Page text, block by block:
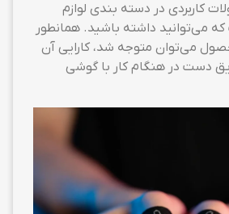
کاربردی در دسته بندی لوازم
می‌توانید داشته باشید. همانطور
می‌توان متوجه شد، کارایی آن
دست در هنگام کار با گوشی